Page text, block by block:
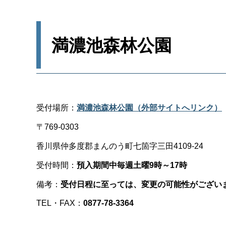
満濃池森林公園
受付場所： 満濃池森林公園 （外部サイトへリンク）
〒769-0303
香川県仲多度郡まんのう町七箇字三田4109-24
受付時間： 預入期間中毎週土曜9時～17時
備考： 受付日程に至っては、変更の可能性がござい
TEL・FAX： 0877-78-3364